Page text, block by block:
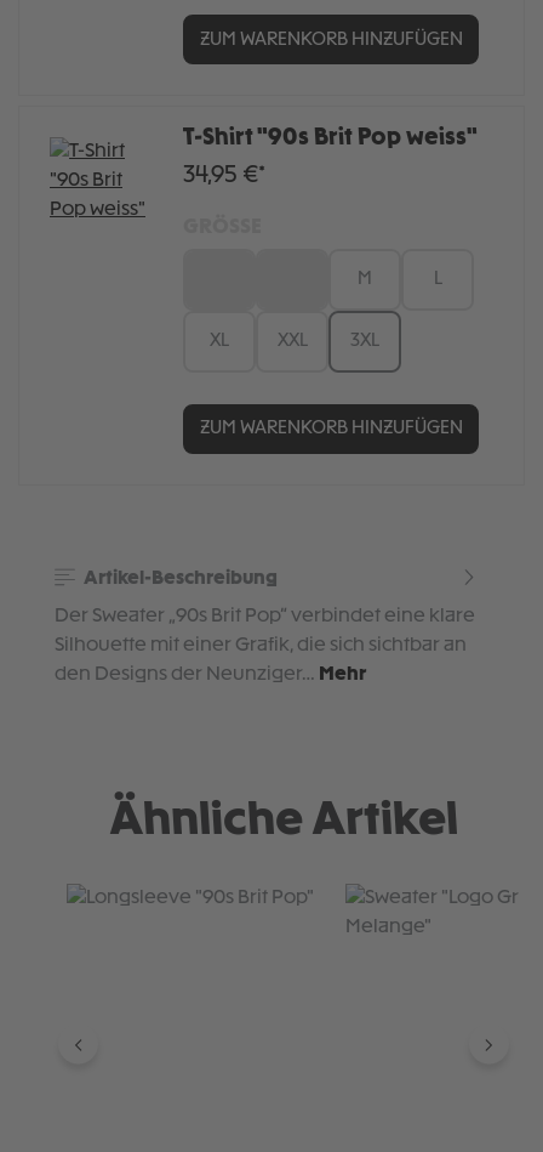
ZUM WARENKORB HINZUFÜGEN
T-Shirt "90s Brit Pop weiss"
34,95 €*
M L
XL XXL 3XL
ZUM WARENKORB HINZUFÜGEN
Artikel-Beschreibung
Der Sweater „90s Brit Pop“ verbindet eine klare
Silhouette mit einer Grafik, die sich sichtbar an
den Designs der Neunziger… Mehr
Ähnliche Artikel
Produktgalerie überspringen